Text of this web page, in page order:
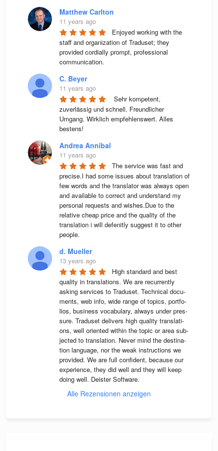
Matthew Carlton
11 years ago
Enjoyed working with the
staff and organization of Traduset; they
provided cordially prompt, professional
communication.
C. Beyer
11 years ago
Sehr kompetent,
zuverlässig und schnell. Freundlicher
Umgang. Wirklich empfehlenswert. Alles
bestens!
Andrea Annibal
11 years ago
The service was fast and
precise.I had some issues about translation of
few words and the translator was always open
and available to correct and understand my
personal requests and wishes.Due to the
relative cheap price and the quality of the
translation i will defenitly suggest it to other
people.
d. Mueller
13 years ago
High stan­dard and best
qua­lity in trans­la­ti­ons. We are recur­rently
asking ser­vices to Tra­du­set. Tech­ni­cal docu­
ments, web info, wide range of topics, port­fo­
lios, busi­ness voca­bu­lary, always under pres­
sure. Tra­du­set deli­vers high qua­lity trans­la­ti­
ons, well ori­en­ted wit­hin the topic or area sub­
jec­ted to trans­la­tion. Never mind the desti­na­
tion lan­guage, nor the weak instruc­tions we
pro­vi­ded. We are full con­fi­dent, because our
expe­ri­ence, they did well and they will keep
doing well. Deis­ter Software.
Alle Rezensionen anzeigen